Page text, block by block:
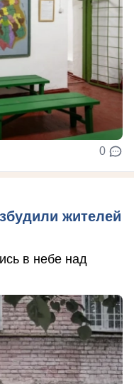
0
жителей
в небе над